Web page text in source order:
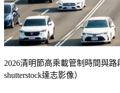
shutterstock達志影像）